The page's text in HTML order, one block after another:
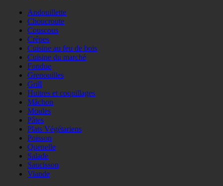
Andouillette
Choucroute
Couscous
Crêpes
Cuisine au feu de bois
Cuisine du marché
Fondue
Grenouilles
Grill
Huitres et coquillages
Mâchon
Moules
Pâtes
Plats Végétariens
Poisson
Quenelle
Salade
Saucisson
Viande